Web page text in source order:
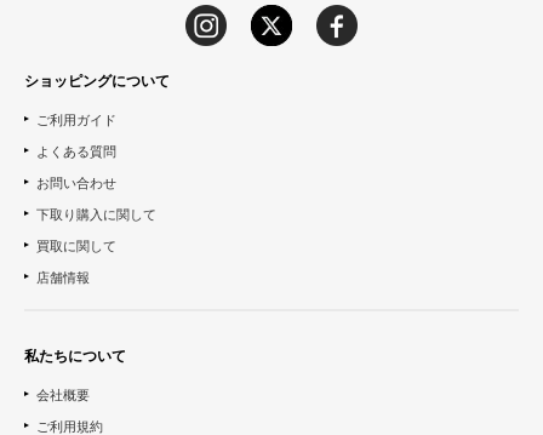
ショッピングについて
ご利用ガイド
よくある質問
お問い合わせ
下取り購入に関して
買取に関して
店舗情報
私たちについて
会社概要
ご利用規約